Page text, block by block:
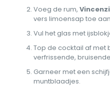
Voeg de rum,
vers limoensap toe
Vul het glas met
Top de cocktail af met
verfrissende,
Garneer met een
muntblaadjes.